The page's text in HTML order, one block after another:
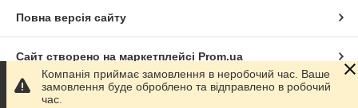
Повна версія сайту
Сайт створено на маркетплейсі Prom.ua
Політика конфіденційності
Компанія приймає замовлення в неробочий час. Ваше
замовлення буде оброблено та відправлено в робочий
час.